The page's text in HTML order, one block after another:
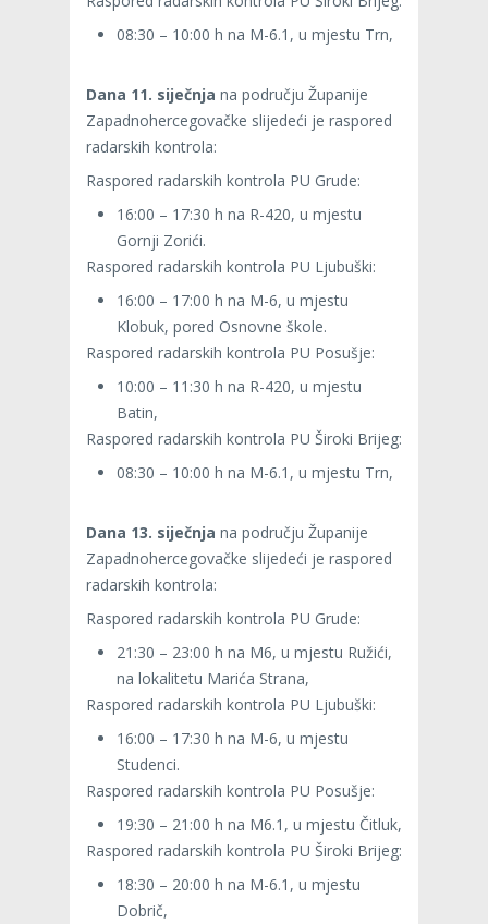
08:30 – 10:00 h na M-6.1, u mjestu Trn,
Dana 11. siječnja na području Županije
Zapadnohercegovačke slijedeći je raspored
radarskih kontrola:
Raspored radarskih kontrola PU Grude:
16:00 – 17:30 h na R-420, u mjestu
Gornji Zorići.
Raspored radarskih kontrola PU Ljubuški:
16:00 – 17:00 h na M-6, u mjestu
Klobuk, pored Osnovne škole.
Raspored radarskih kontrola PU Posušje:
10:00 – 11:30 h na R-420, u mjestu
Batin,
Raspored radarskih kontrola PU Široki Brijeg:
08:30 – 10:00 h na M-6.1, u mjestu Trn,
Dana 13. siječnja na području Županije
Zapadnohercegovačke slijedeći je raspored
radarskih kontrola:
Raspored radarskih kontrola PU Grude:
21:30 – 23:00 h na M6, u mjestu Ružići,
na lokalitetu Marića Strana,
Raspored radarskih kontrola PU Ljubuški:
16:00 – 17:30 h na M-6, u mjestu
Studenci.
Raspored radarskih kontrola PU Posušje:
19:30 – 21:00 h na M6.1, u mjestu Čitluk,
Raspored radarskih kontrola PU Široki Brijeg:
18:30 – 20:00 h na M-6.1, u mjestu
Dobrič,